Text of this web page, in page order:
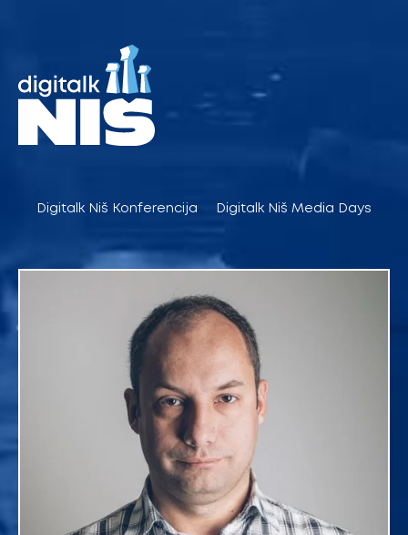
Digitalk Niš Konferencija Digitalk Niš Media Days